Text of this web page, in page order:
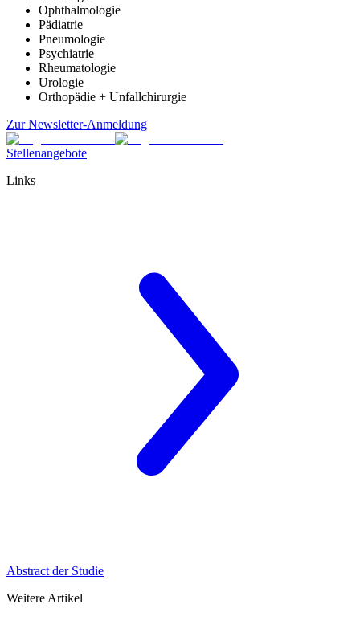
Ophthalmologie
Pädiatrie
Pneumologie
Psychiatrie
Rheumatologie
Urologie
Orthopädie + Unfallchirurgie
Zur Newsletter-Anmeldung
Stellenangebote
Links
Abstract der Studie
Weitere Artikel